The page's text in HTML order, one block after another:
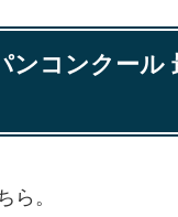
ンコンクール
ら。